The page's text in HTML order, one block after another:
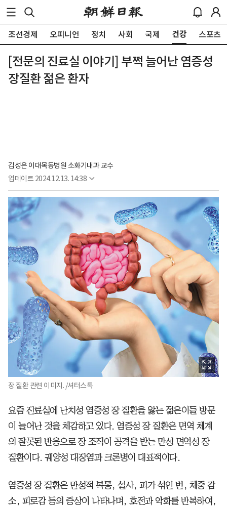
조선경제 오피니언 정치 사회 국제 건강 스포츠
[전문의 진료실 이야기] 부쩍 늘어난 염증성
장질환 젊은 환자
김성은 이대목동병원 소화기내과 교수
업데이트 2024.12.13. 14:38
장 질환 관련 이미지. /셔터스톡
요즘 진료실에 난치성 염증성 장 질환을 앓는 젊은이들 방문
이 늘어난 것을 체감하고 있다. 염증성 장 질환은 면역 체계
의 잘못된 반응으로 장 조직이 공격을 받는 만성 면역성 장
질환이다. 궤양성 대장염과 크론병이 대표적이다.
염증성 장 질환은 만성적 복통, 설사, 피가 섞인 변, 체중 감
소, 피로감 등의 증상이 나타나며, 호전과 악화를 반복하여,